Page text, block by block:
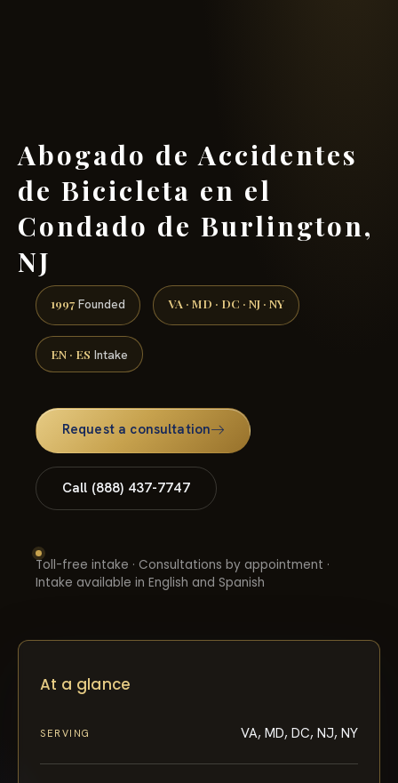
Abogado de Accidentes
de Bicicleta en el
Condado de Burlington,
NJ
1997 Founded VA · MD · DC · NJ · NY
EN · ES Intake
Request a consultation
Call (888) 437-7747
Toll-free intake · Consultations by appointment ·
Intake available in English and Spanish
At a glance
SERVING VA, MD, DC, NJ, NY